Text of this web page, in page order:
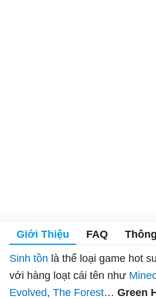
Giới Thiệu FAQ
Sinh tồn là thể loại game hot
với hàng loạt cái tên như
Evolved, The Forest… Green